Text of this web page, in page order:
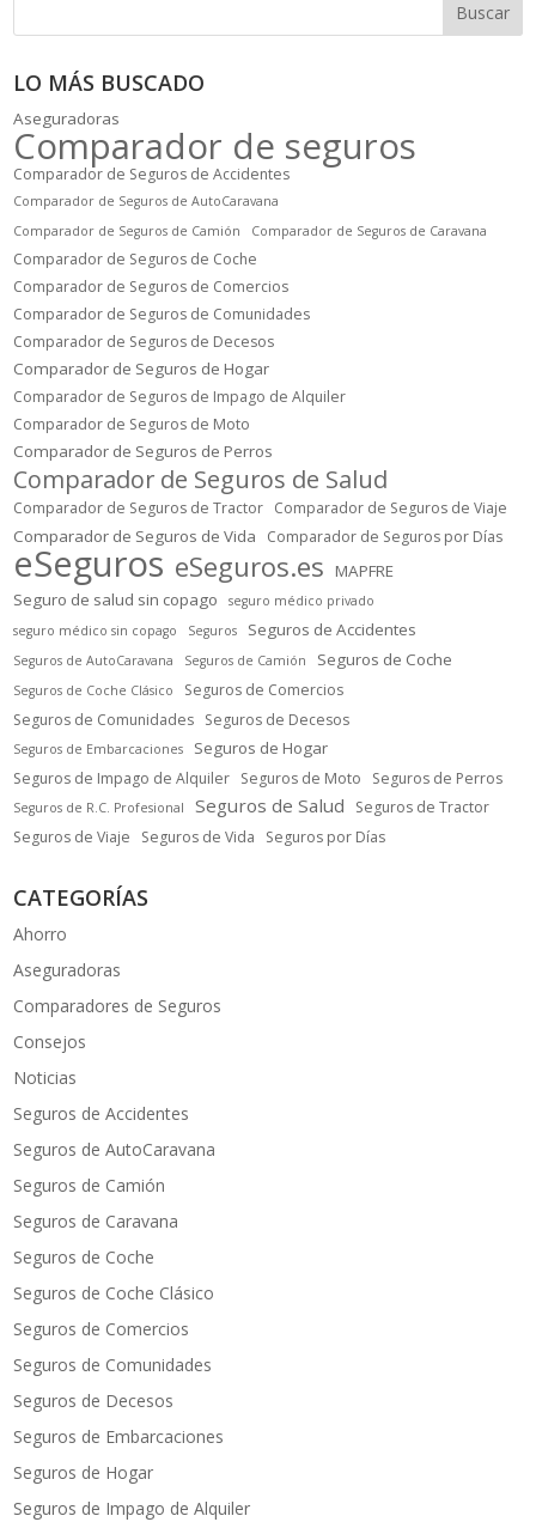
Buscar
LO MÁS BUSCADO
Aseguradoras
Comparador de seguros
Comparador de Seguros de Accidentes
Comparador de Seguros de AutoCaravana
Comparador de Seguros de Camión
Comparador de Seguros de Caravana
Comparador de Seguros de Coche
Comparador de Seguros de Comercios
Comparador de Seguros de Comunidades
Comparador de Seguros de Decesos
Comparador de Seguros de Hogar
Comparador de Seguros de Impago de Alquiler
Comparador de Seguros de Moto
Comparador de Seguros de Perros
Comparador de Seguros de Salud
Comparador de Seguros de Tractor Comparador de Seguros de Viaje
Comparador de Seguros de Vida Comparador de Seguros por Días
eSeguros eSeguros.es MAPFRE
Seguro de salud sin copago
seguro médico privado
seguro médico sin copago
Seguros Seguros de Accidentes
Seguros de AutoCaravana Seguros de Camión Seguros de Coche
Seguros de Coche Clásico
Seguros de Comercios
Seguros de Comunidades Seguros de Decesos
Seguros de Embarcaciones Seguros de Hogar
Seguros de Impago de Alquiler Seguros de Moto Seguros de Perros
Seguros de R.C. Profesional Seguros de Salud
Seguros de Tractor
Seguros de Viaje
Seguros de Vida Seguros por Días
CATEGORÍAS
Ahorro
Aseguradoras
Comparadores de Seguros
Consejos
Noticias
Seguros de Accidentes
Seguros de AutoCaravana
Seguros de Camión
Seguros de Caravana
Seguros de Coche
Seguros de Coche Clásico
Seguros de Comercios
Seguros de Comunidades
Seguros de Decesos
Seguros de Embarcaciones
Seguros de Hogar
Seguros de Impago de Alquiler